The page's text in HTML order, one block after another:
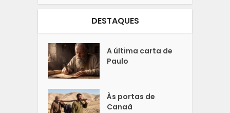
DESTAQUES
A última carta de
Paulo
Às portas de
Canaã